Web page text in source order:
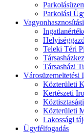
Parkolási
Teleki Téri
Társasházi
Városüzemeltetési
Közterületi
Kertészeti
Közterületi
Lakossági
Ügyfélfogadás